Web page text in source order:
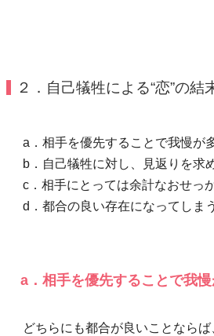
２．自己犠牲による“恋”の結
a．相手を優先することで我慢が
b．自己犠牲に対し、見返りを求
c．相手にとっては余計なおせっ
d．都合の良い存在になってしまう
a．相手を優先することで我
どちらにも都合が良いことならば